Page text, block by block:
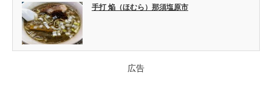
手打 焔（ほむら）那須塩原市
広告